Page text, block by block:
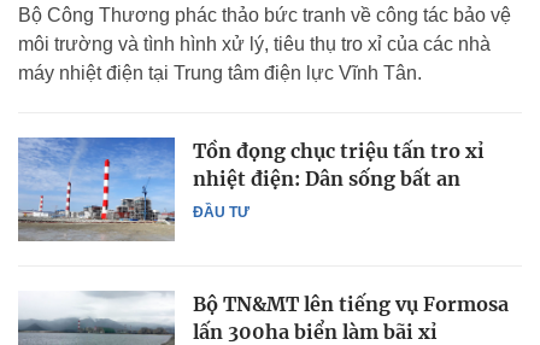
Bộ Công Thương phác thảo bức tranh về công tác bảo vệ
môi trường và tình hình xử lý, tiêu thụ tro xỉ của các nhà
máy nhiệt điện tại Trung tâm điện lực Vĩnh Tân.
ĐẦU TƯ
Tồn đọng chục triệu tấn tro xỉ
nhiệt điện: Dân sống bất an
Bộ TN&MT lên tiếng vụ Formosa
lấn 300ha biển làm bãi xỉ